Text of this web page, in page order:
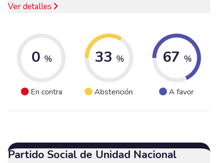
Ver detalles
0 %
En contra
33 %
Abstención
67 %
A favor
Partido Social de Unidad Nacional